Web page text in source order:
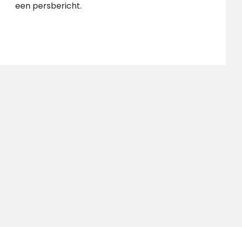
een persbericht.